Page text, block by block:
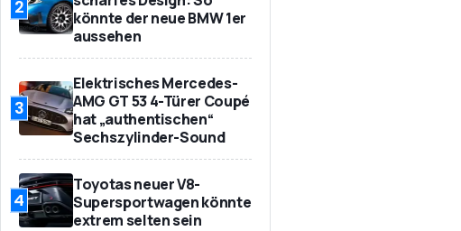
2
könnte der neue BMW 1er
aussehen
3
Elektrisches Mercedes-
AMG GT 53 4-Türer Coupé
hat „authentischen“
Sechszylinder-Sound
4
Toyotas neuer V8-
Supersportwagen könnte
extrem selten sein